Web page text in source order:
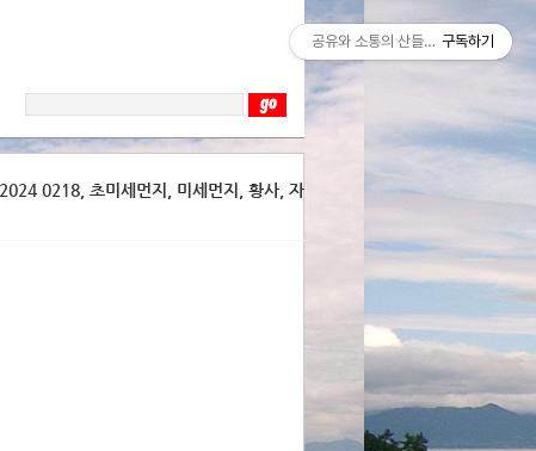
0218, 초미세먼지, 미세먼지, 황사, 자
공유와 소통의 산들바람구독하기